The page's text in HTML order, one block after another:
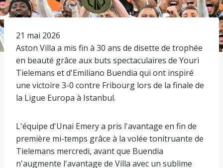
P
u
b
l
i
é
e
2
1
m
21 mai 2026
Aston Villa a mis fin à 30 ans de disette de trophée
en beauté grâce aux buts spectaculaires de Youri
Tielemans et d'Emiliano Buendia qui ont inspiré
une victoire 3-0 contre Fribourg lors de la finale de
la Ligue Europa à Istanbul.
L'équipe d'Unai Emery a pris l'avantage en fin de
première mi-temps grâce à la volée tonitruante de
Tielemans mercredi, avant que Buendia
n'augmente l'avantage de Villa avec un sublime